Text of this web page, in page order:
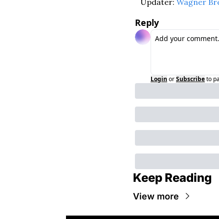
Reply
Login orSubscribeto
Keep Reading
View more